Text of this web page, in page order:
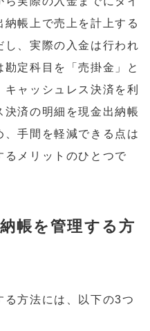
納帳上で売上を計上する
し、実際の入金は行われ
定科目を「売掛金」と
ャッシュレス決済を利
決済の明細を現金出納帳
、手間を軽減できる点は
るメリットのひとつで
帳を管理する方
方法には、以下の3つ